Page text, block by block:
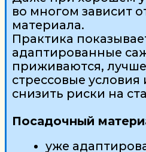
текущую кадастровую
участка
перспективу роста
земли со временем
близость участка к
региональным центрам
расположение рядом с
населёнными пунктами
наличие источников
доступ к энергии и
близость к транспортным
магистралям.